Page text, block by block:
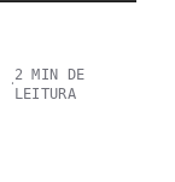
·2 MIN DE
LEITURA